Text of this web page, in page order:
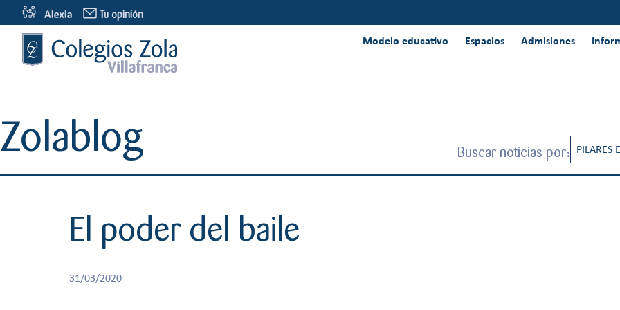
a
n
Tu opinión
Modelo educativo Espacios Admisiones
Zolablog Buscar noticias por: PILARES
El poder del baile
31/03/2020